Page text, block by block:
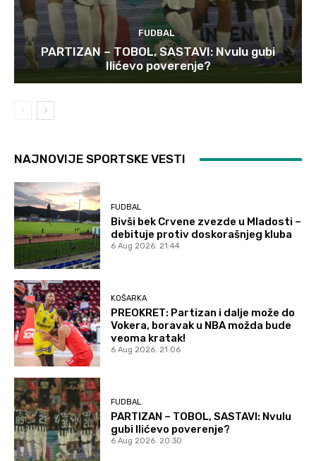
FUDBAL
PARTIZAN – TOBOL, SASTAVI: Nvulu gubi
Ilićevo poverenje?
NAJNOVIJE SPORTSKE VESTI
FUDBAL
Bivši bek Crvene zvezde u Mladosti –
debituje protiv doskorašnjeg kluba
6 Aug 2026. 21:44
KOŠARKA
PREOKRET: Partizan i dalje može do
Vokera, boravak u NBA možda bude
veoma kratak!
6 Aug 2026. 21:06
FUDBAL
PARTIZAN – TOBOL, SASTAVI: Nvulu
gubi Ilićevo poverenje?
6 Aug 2026. 20:30